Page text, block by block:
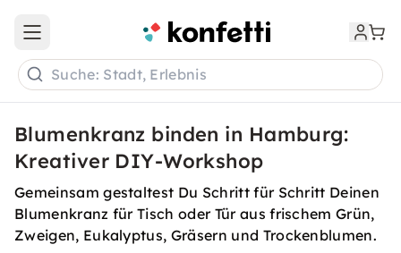
Open main menu
Suche: Stadt, Erlebnis
Blumenkranz binden in Hamburg:
Kreativer DIY-Workshop
Gemeinsam gestaltest Du Schritt für Schritt Deinen
Blumenkranz für Tisch oder Tür aus frischem Grün,
Zweigen, Eukalyptus, Gräsern und Trockenblumen.